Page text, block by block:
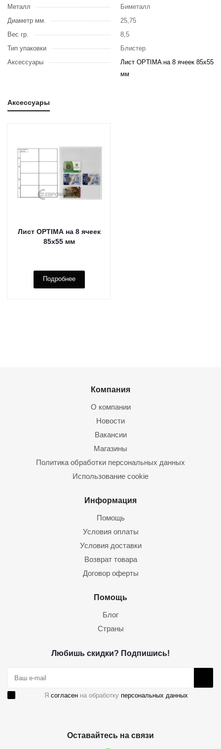
Металл
Биметалл
Диаметр мм.
25,75
Вес гр.
8,5
Тип упаковки
Блистер
Аксессуары
Лист OPTIMA на 8 ячеек 85х55
мм
Аксессуары
Лист OPTIMA на 8 ячеек
85х55 мм
Подробнее
Компания
О компании
Новости
Вакансии
Магазины
Политика обработки персональных данных
Использование cookie
Информация
Помощь
Условия оплаты
Условия доставки
Возврат товара
Договор оферты
Помощь
Блог
Страны
Любишь скидки? Подпишись!
Я согласен на обработку персональных данных
Оставайтесь на связи